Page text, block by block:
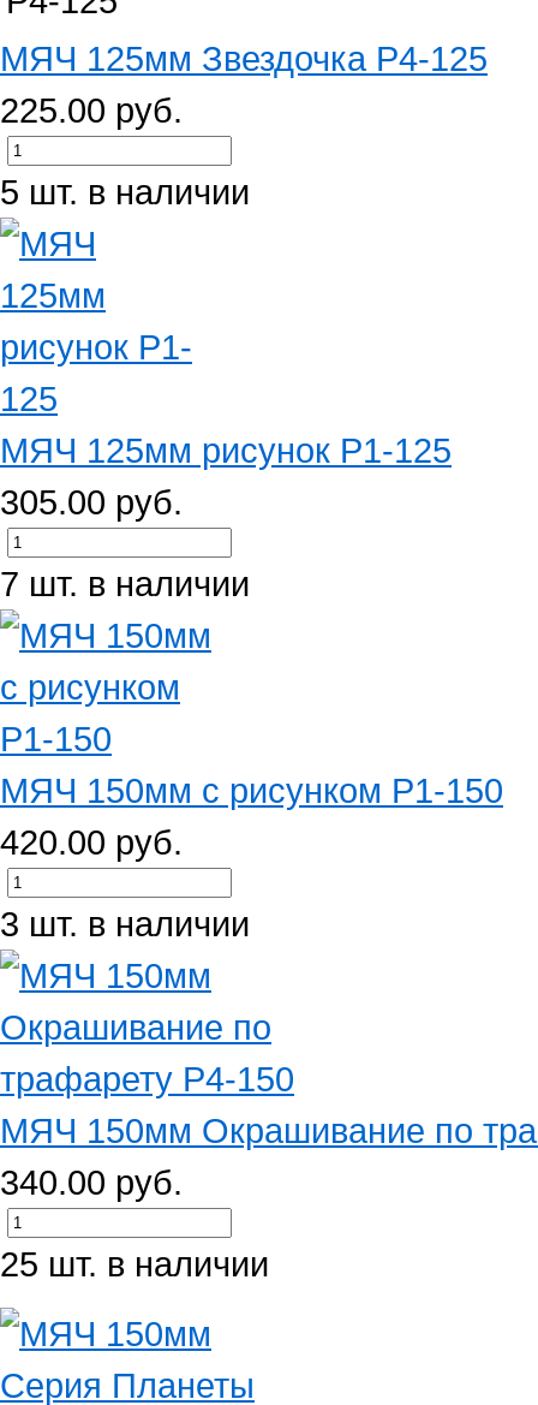
МЯЧ 125мм Звездочка Р4-125
225.00 руб.
5 шт. в наличии
МЯЧ 125мм рисунок Р1-125
305.00 руб.
7 шт. в наличии
МЯЧ 150мм с рисунком Р1-150
420.00 руб.
3 шт. в наличии
МЯЧ 150мм Окрашивание по
340.00 руб.
25 шт. в наличии